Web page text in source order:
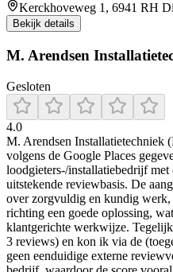
Kerckhoveweg 1, 6941 RH
Bekijk details
M. Arendsen
Gesloten
4.0
M. Arendsen Installatietechniek
volgens de Google Places
loodgieters-/installatiebedrijf
uitstekende reviewbasis. De
over zorgvuldig en kundig werk,
richting een goede oplossing,
klantgerichte werkwijze.
3 reviews) en kon ik via de
geen eenduidige externe